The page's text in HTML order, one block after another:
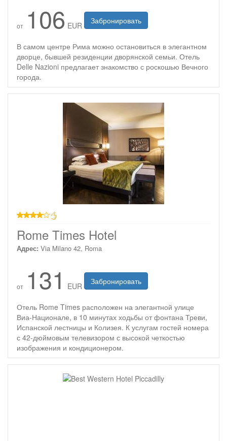
от 106 EUR Забронировать
В самом центре Рима можно остановиться в элегантном
дворце, бывшей резиденции дворянской семьи. Отель
Delle Nazioni предлагает знакомство с роскошью Вечного
города.
Rome Times Hotel
Адрес: Via Milano 42, Roma
от 131 EUR Забронировать
Отель Rome Times расположен на элегантной улице
Виа-Национале, в 10 минутах ходьбы от фонтана Треви,
Испанской лестницы и Колизея. К услугам гостей номера
с 42-дюймовым телевизором с высокой четкостью
изображения и кондиционером.